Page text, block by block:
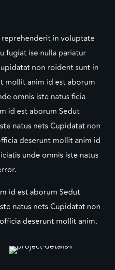
in voluptate
fugiat ise nulla pariatur
non roident sunt in
mollit anim id est aborum
omnis iste natus ficia
id est aborum Sedut
natus nets Cupidatat non
deserunt mollit anim id
unde omnis iste natus
id est aborum Sedut
natus nets Cupidatat non
deserunt mollit anim.